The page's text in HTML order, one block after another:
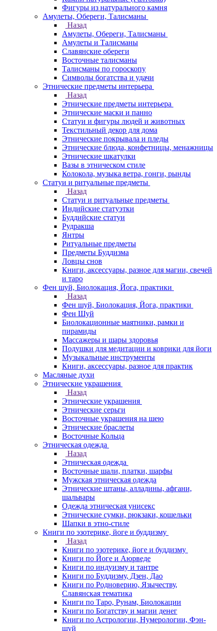
Фигуры из натурального камня
Амулеты, Обереги, Талисманы
Назад
Амулеты, Обереги, Талисманы
Амулеты и Талисманы
Славянские обереги
Восточные талисманы
Талисманы по гороскопу
Символы богатства и удачи
Этнические предметы интерьера
Назад
Этнические предметы интерьера
Этнические маски и панно
Статуи и фигуры людей и животных
Текстильный декор для дома
Этнические покрывала и пледы
Этнические блюда, конфетницы, менажницы
Этнические шкатулки
Вазы в этническом стиле
Колокола, музыка ветра, гонги, рынды
Статуи и ритуальные предметы
Назад
Статуи и ритуальные предметы
Индийские статуэтки
Буддийские статуи
Рудракша
Янтры
Ритуальные предметы
Предметы Буддизма
Ловцы снов
Книги, аксессуары, разное для магии, свечей
и таро
Фен шуй, Биолокация, Йога, практики
Назад
Фен шуй, Биолокация, Йога, практики
Фен Шуй
Биолокационные маятники, рамки и
пирамиды
Массажеры и шары здоровья
Подушки для медитации и коврики для йоги
Музыкальные инструменты
Книги, аксессуары, разное для практик
Масляные духи
Этнические украшения
Назад
Этнические украшения
Этнические серьги
Восточные украшения на шею
Этнические браслеты
Восточные Кольца
Этническая одежда
Назад
Этническая одежда
Восточные шали, платки, шарфы
Мужская этническая одежда
Этнические штаны, алладины, афгани,
шальвары
Одежда этническая унисекс
Этнические сумки, рюкзаки, кошельки
Шапки в этно-стиле
Книги по эзотерике, йоге и буддизму
Назад
Книги по эзотерике, йоге и буддизму
Книги по Йоге и Аюрведе
Книги по индуизму и тантре
Книги по Буддизму, Дзен, Дао
Книги по Родноверию, Язычеству,
Славянская тематика
Книги по Таро, Рунам, Биолокации
Книги по Богатству и магии денег
Книги по Астрологии, Нумерологии, Фэн-
шуй